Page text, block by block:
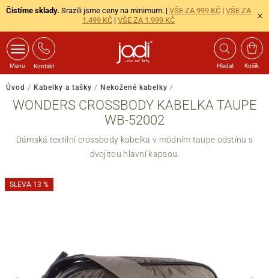
Čistíme sklady. Srazili jsme ceny na minimum. | VŠE ZA 999 KČ | VŠE ZA
1.499 KČ | VŠE ZA 1.999 KČ
Menu Kontakt Hledat Košík
Úvod / Kabelky a tašky / Nekožené kabelky /
WONDERS CROSSBODY KABELKA TAUPE
WB-52002
Dámská textilní crossbody kabelka v módním taupe odstínu s
dvojitou hlavní kapsou.
SLEVA 13 %